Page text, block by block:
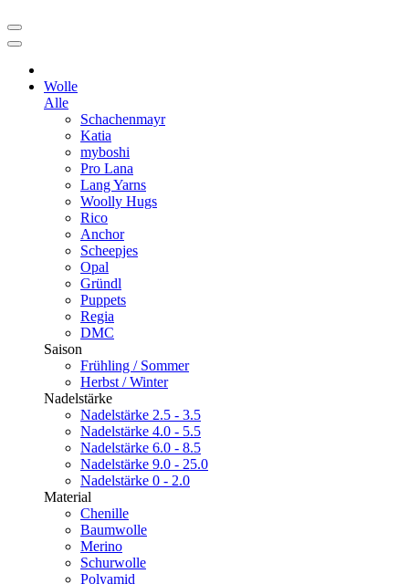
Wolle
Alle
Schachenmayr
Katia
myboshi
Pro Lana
Lang Yarns
Woolly Hugs
Rico
Anchor
Scheepjes
Opal
Gründl
Puppets
Regia
DMC
Saison
Frühling / Sommer
Herbst / Winter
Nadelstärke
Nadelstärke 2.5 - 3.5
Nadelstärke 4.0 - 5.5
Nadelstärke 6.0 - 8.5
Nadelstärke 9.0 - 25.0
Nadelstärke 0 - 2.0
Material
Chenille
Baumwolle
Merino
Schurwolle
Polyamid